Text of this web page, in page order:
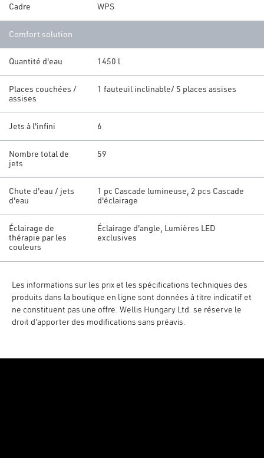
Cadre WPS
Comfort solution
Quantité d'eau 1450 l
Places couchées /
assises
1 fauteuil inclinable/ 5 places assises
Jets à l'infini 6
Nombre total de
jets
59
Chute d'eau / jets
d'eau
1 pc Cascade lumineuse, 2 pcs Cascade
d'éclairage
Éclairage de
thérapie par les
couleurs
Éclairage d'angle, Lumières LED
exclusives
Les informations sur les prix et les spécifications techniques des
produits dans la boutique en ligne sont données à titre indicatif et
ne constituent pas une offre. Wellis Hungary Ltd. se réserve le
droit d'apporter des modifications sans préavis.